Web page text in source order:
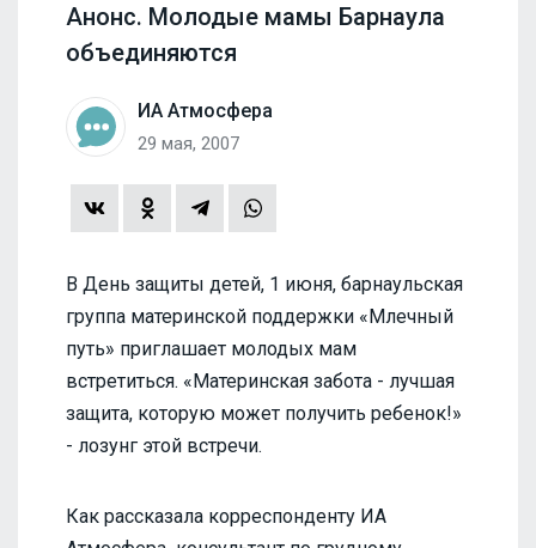
Анонс. Молодые мамы Барнаула
объединяются
ИА Атмосфера
29 мая, 2007
В День защиты детей, 1 июня, барнаульская
группа материнской поддержки «Млечный
путь» приглашает молодых мам
встретиться. «Материнская забота - лучшая
защита, которую может получить ребенок!»
- лозунг этой встречи.
Как рассказала корреспонденту ИА